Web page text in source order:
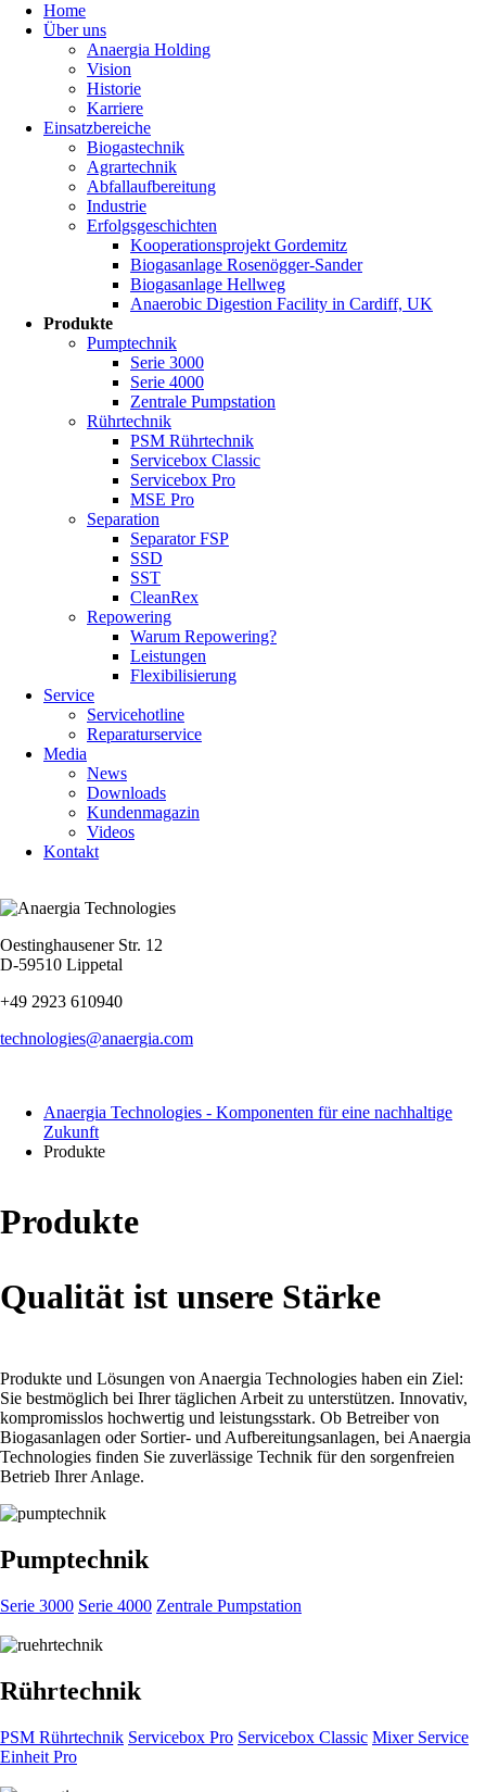
überspringen
Home
Über uns
Anaergia Holding
Vision
Historie
Karriere
Einsatzbereiche
Biogastechnik
Agrartechnik
Abfallaufbereitung
Industrie
Erfolgsgeschichten
Kooperationsprojekt Gordemitz
Biogasanlage Rosenögger-Sander
Biogasanlage Hellweg
Anaerobic Digestion Facility in Cardiff, UK
Produkte
Pumptechnik
Serie 3000
Serie 4000
Zentrale Pumpstation
Rührtechnik
PSM Rührtechnik
Servicebox Classic
Servicebox Pro
MSE Pro
Separation
Separator FSP
SSD
SST
CleanRex
Repowering
Warum Repowering?
Leistungen
Flexibilisierung
Service
Servicehotline
Reparaturservice
Media
News
Downloads
Kundenmagazin
Videos
Kontakt
Oestinghausener Str. 12
D-59510 Lippetal
+49 2923 610940
technologies@anaergia.com
Anaergia Technologies - Komponenten für eine nachhaltige
Zukunft
Produkte
Produkte
Qualität ist unsere Stärke
Produkte und Lösungen von Anaergia Technologies haben ein Ziel:
Sie bestmöglich bei Ihrer täglichen Arbeit zu unterstützen. Innovativ,
kompromisslos hochwertig und leistungsstark. Ob Betreiber von
Biogasanlagen oder Sortier- und Aufbereitungsanlagen, bei Anaergia
Technologies finden Sie zuverlässige Technik für den sorgenfreien
Betrieb Ihrer Anlage.
Pumptechnik
Serie 3000 Serie 4000 Zentrale Pumpstation
Rührtechnik
PSM Rührtechnik Servicebox Pro Servicebox Classic Mixer Service
Einheit Pro